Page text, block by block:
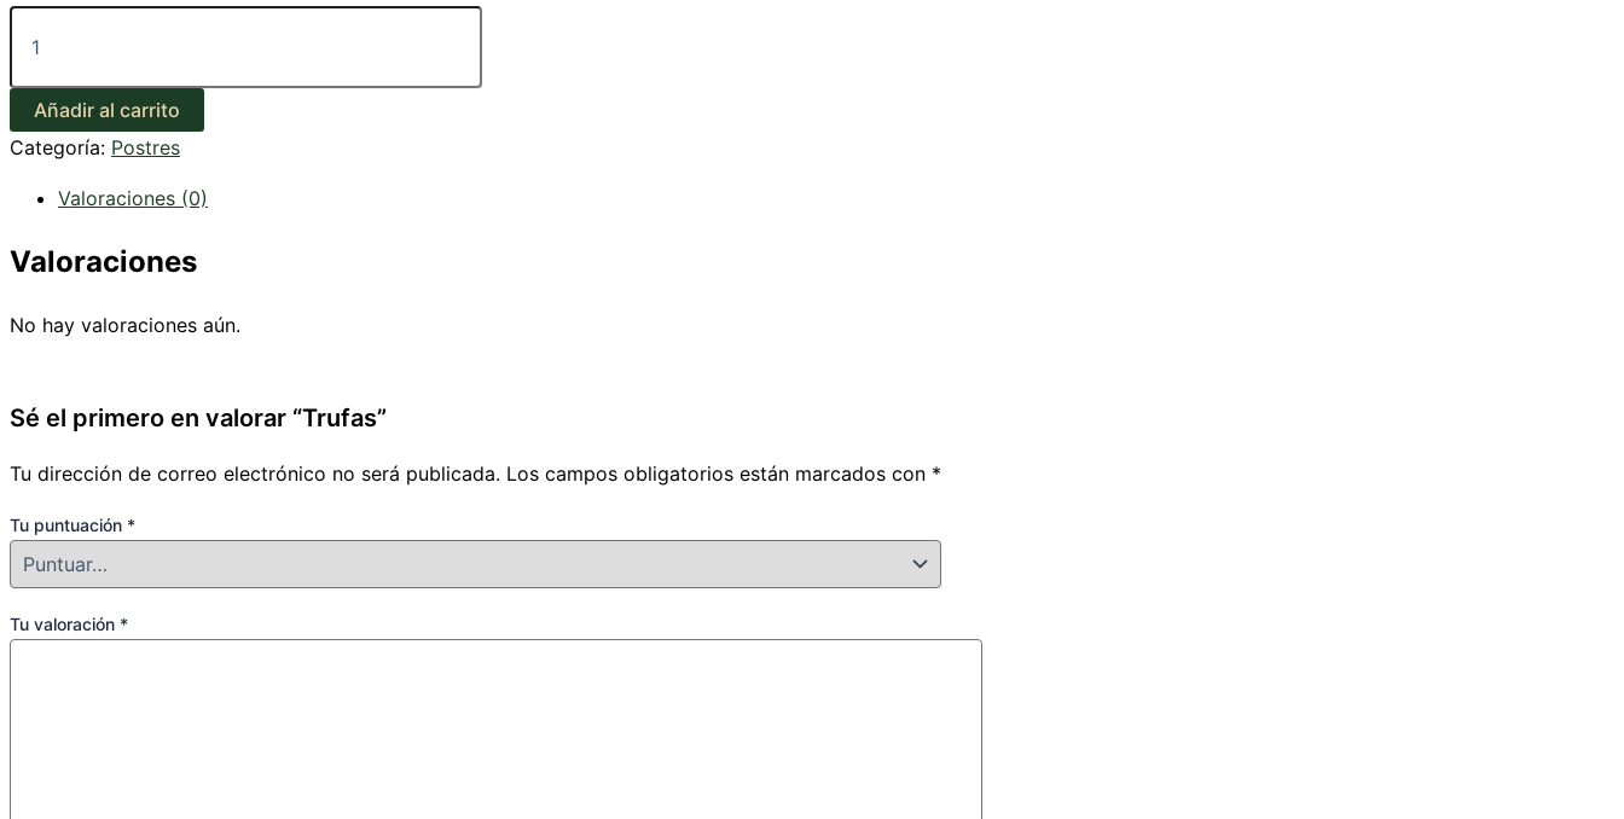
Trufas
cantidad
Añadir al carrito
Categoría: Postres
Valoraciones (0)
Valoraciones
No hay valoraciones aún.
Sé el primero en valorar “Trufas”
Tu dirección de correo electrónico no será publicada. Los campos obligatorios están marcados con *
Tu puntuación *
Tu valoración *